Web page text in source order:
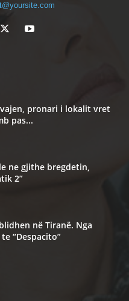
pronari i lokalit vret
pas...
ne gjithe bregdetin,
2”
në Tiranë. Nga
“Despacito”